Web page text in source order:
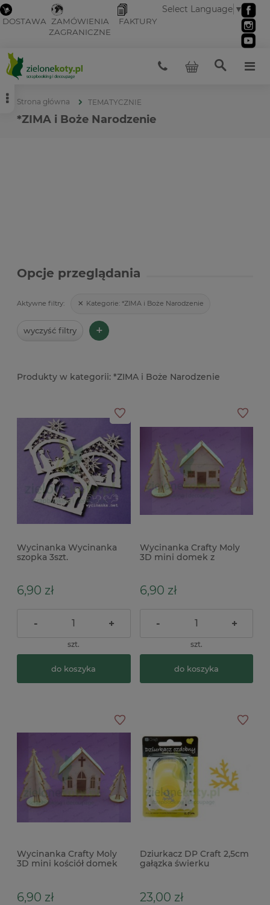
DOSTAWA ZAMÓWIENIA
ZAGRANICZNE
FAKTURY
Select Language ▼
Strona główna TEMATYCZNIE
*ZIMA i Boże Narodzenie
Opcje przeglądania
Aktywne filtry: Kategorie: *ZIMA i Boże Narodzenie
wyczyść filtry +
*ZIMA i Boże Narodzenie
Wycinanka Wycinanka
szopka 3szt.
6,90 zł
- +
szt.
do koszyka
Wycinanka Crafty Moly
3D mini domek z
6,90 zł
- +
szt.
do koszyka
Wycinanka Crafty Moly
3D mini kościół domek
6,90 zł
Dziurkacz DP Craft 2,5cm
gałązka świerku
23,00 zł